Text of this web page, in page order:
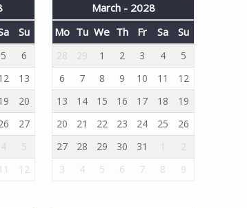
Su
5
6
13
20
27
4
5
11 12
March - 2028
Mo Tu We Th Fr Sa Su
28 29 1 2 3 4
5
6
7 8 9 10 11
12
13
14 15 16 17 18
19
20
21 22 23 24 25
26
27
28 29 30 31 1
2
3
4 5 6 7 8 9